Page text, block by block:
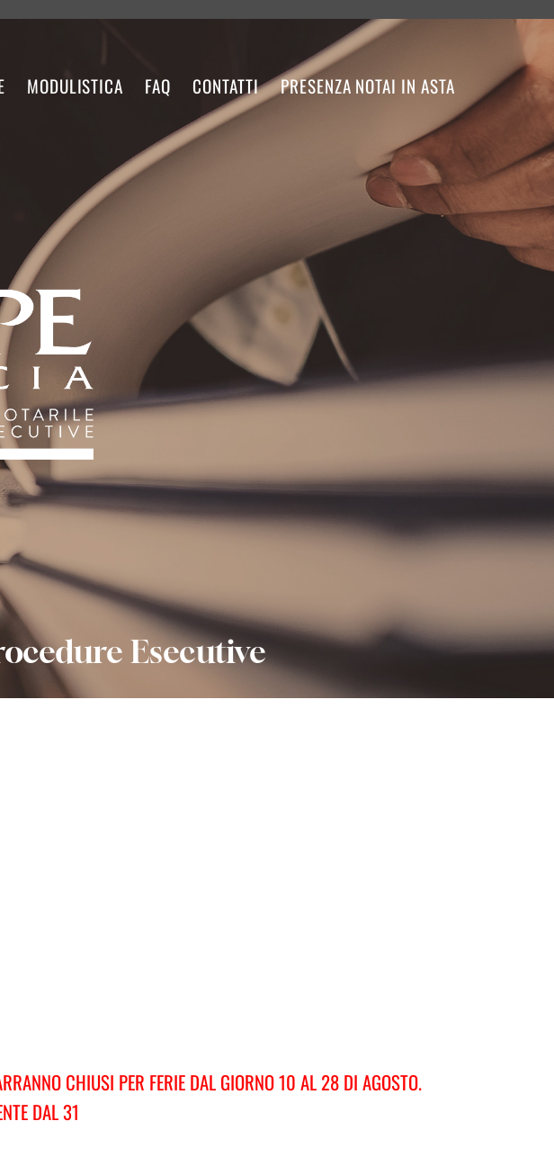
MODULISTICA FAQ CONTATTI PRESENZA NOTAI IN ASTA
Esecutive
CHIUSI PER FERIE DAL GIORNO 10 AL 28 DI AGOSTO.
DAL 31